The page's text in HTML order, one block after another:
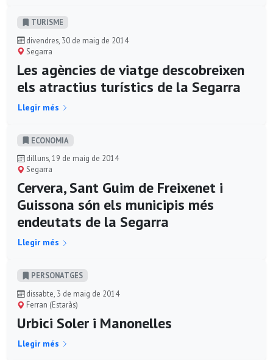
TURISME
divendres, 30 de maig de 2014
Segarra
Les agències de viatge descobreixen
els atractius turístics de la Segarra
Llegir més
ECONOMIA
dilluns, 19 de maig de 2014
Segarra
Cervera, Sant Guim de Freixenet i
Guissona són els municipis més
endeutats de la Segarra
Llegir més
PERSONATGES
dissabte, 3 de maig de 2014
Ferran (Estaràs)
Urbici Soler i Manonelles
Llegir més